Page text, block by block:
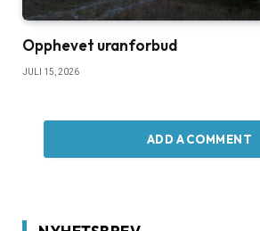
Opphevet uranforbud
JULI 15, 2026
ADD A COMMENT